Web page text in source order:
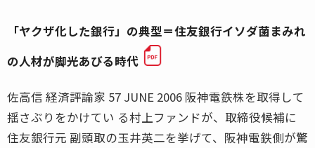
「ヤクザ化した銀行」の典型＝住友銀行イソダ菌まみれ
の人材が脚光あびる時代
佐高信 経済評論家 57 JUNE 2006 阪神電鉄株を取得して
揺さぶりをかけてい る村上ファンドが、取締役候補に
住友銀行元 副頭取の玉井英二を挙げて、阪神電鉄側が驚